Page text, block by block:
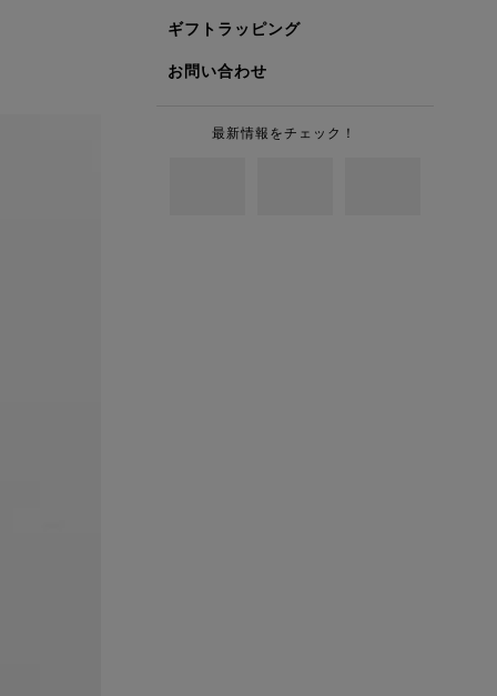
ギフトラッピング
お問い合わせ
最新情報をチェック！